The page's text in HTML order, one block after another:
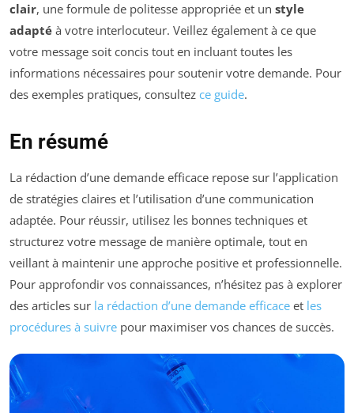
clair, une formule de politesse appropriée et un style
adapté à votre interlocuteur. Veillez également à ce que
votre message soit concis tout en incluant toutes les
informations nécessaires pour soutenir votre demande. Pour
des exemples pratiques, consultez ce guide.
En résumé
La rédaction d’une demande efficace repose sur l’application
de stratégies claires et l’utilisation d’une communication
adaptée. Pour réussir, utilisez les bonnes techniques et
structurez votre message de manière optimale, tout en
veillant à maintenir une approche positive et professionnelle.
Pour approfondir vos connaissances, n’hésitez pas à explorer
des articles sur la rédaction d’une demande efficace et les
procédures à suivre pour maximiser vos chances de succès.